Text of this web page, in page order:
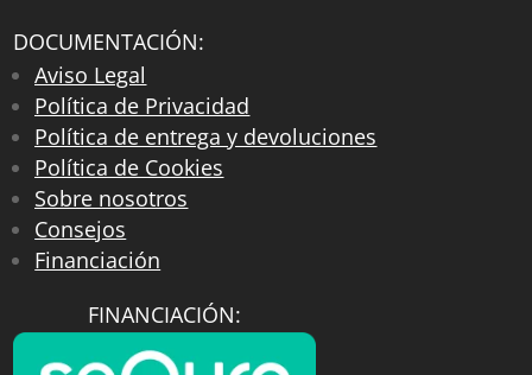
DOCUMENTACIÓN:
Aviso Legal
Política de Privacidad
Política de entrega y devoluciones
Política de Cookies
Sobre nosotros
Consejos
Financiación
FINANCIACIÓN: